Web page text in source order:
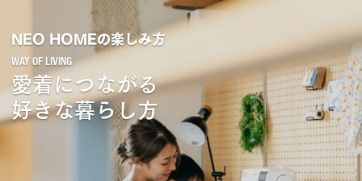
NEO HOMEの楽しみ方
愛着につながる
好きな暮らし方